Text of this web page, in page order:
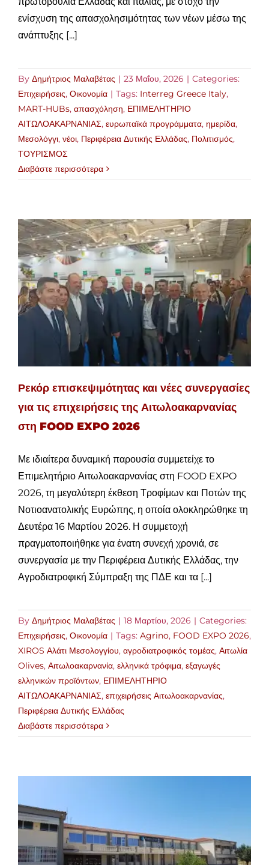
ενίσχυση της απασχολησιμότητας των νέων μέσω της
ανάπτυξης [...]
By Δημήτριος Μαλαβέτας | 23 Μαΐου, 2026 | Categories:
Επιχειρήσεις, Οικονομία | Tags: Interreg Greece Italy,
MART-HUBs, απασχόληση, ΕΠΙΜΕΛΗΤΗΡΙΟ
ΑΙΤΩΛΟΑΚΑΡΝΑΝΙΑΣ, ευρωπαϊκά προγράμματα, ημερίδα,
Μεσολόγγι, νέοι, Περιφέρεια Δυτικής Ελλάδας, Πολιτισμός,
ΤΟΥΡΙΣΜΟΣ
Διαβάστε περισσότερα
Ρεκόρ επισκεψιμότητας και νέες συνεργασίες
για τις επιχειρήσεις της Αιτωλοακαρνανίας
στη FOOD EXPO 2026
Με ιδιαίτερα δυναμική παρουσία συμμετείχε το
Επιμελητήριο Αιτωλοακαρνανίας στη FOOD EXPO
2026, τη μεγαλύτερη έκθεση Τροφίμων και Ποτών της
Νοτιοανατολικής Ευρώπης, η οποία ολοκληρώθηκε τη
Δευτέρα 16 Μαρτίου 2026. Η συμμετοχή
πραγματοποιήθηκε για ένατη συνεχή χρονιά, σε
συνεργασία με την Περιφέρεια Δυτικής Ελλάδας, την
Αγροδιατροφική Σύμπραξη της ΠΔΕ και τα [...]
By Δημήτριος Μαλαβέτας | 18 Μαρτίου, 2026 | Categories:
Επιχειρήσεις, Οικονομία | Tags: Agrino, FOOD EXPO 2026,
XIROS Αλάτι Μεσολογγίου, αγροδιατροφικός τομέας, Αιτωλία
Olives, Αιτωλοακαρνανία, ελληνικά τρόφιμα, εξαγωγές
ελληνικών προϊόντων, ΕΠΙΜΕΛΗΤΗΡΙΟ
ΑΙΤΩΛΟΑΚΑΡΝΑΝΙΑΣ, επιχειρήσεις Αιτωλοακαρνανίας,
Περιφέρεια Δυτικής Ελλάδας
Διαβάστε περισσότερα